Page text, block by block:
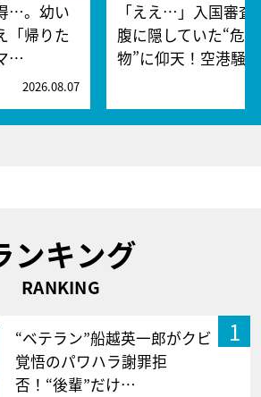
…。幼い
「帰りた
…
2026.08.07
「ええ…」入国審査
腹に隠していた“危
物”に仰天！空港騒
ンキング
RANKING
1
“ベテラン”船越英一郎がクビ
覚悟のパワハラ謝罪拒
否！“後輩”だけ…